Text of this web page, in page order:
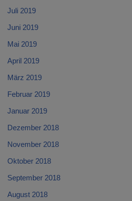
Juli 2019
Juni 2019
Mai 2019
April 2019
März 2019
Februar 2019
Januar 2019
Dezember 2018
November 2018
Oktober 2018
September 2018
August 2018